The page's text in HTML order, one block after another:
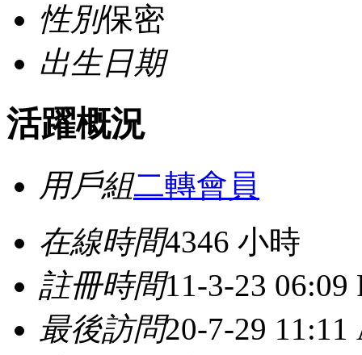
性別保密
出生日期
活躍概況
用戶組二轉會員
在線時間4346 小時
註冊時間11-3-23 06:09
最後訪問20-7-29 11:11